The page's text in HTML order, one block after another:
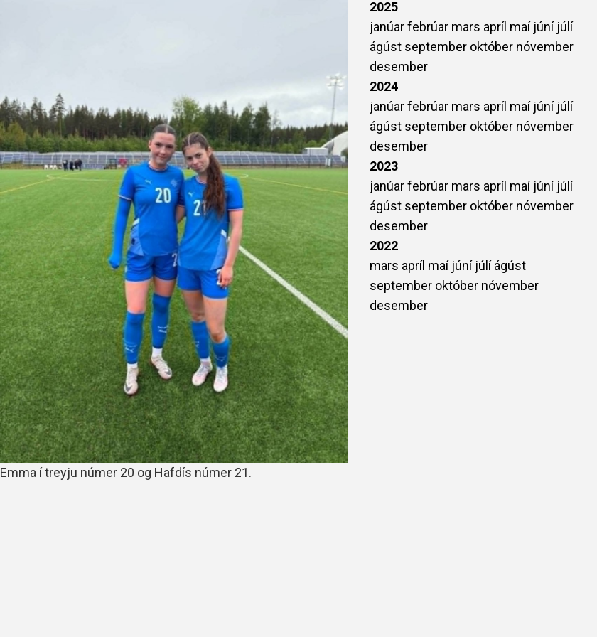
Emma í treyju númer 20 og Hafdís númer 21.
2025
janúarfebrúar mars apríl maí júní júlí
ágúst september október nóvember
desember
2024
janúarfebrúar mars apríl maí júní júlí
ágúst september október nóvember
desember
2023
janúarfebrúar mars apríl maí júní júlí
ágúst september október nóvember
desember
2022
mars apríl maí júní júlíágúst
september október nóvember
desember